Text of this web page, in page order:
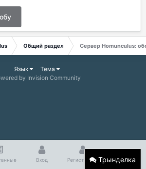
Общий раздел Сервер Homunculus:
Трынделка
Язык
Тема
by Invision Community
Вход Регистрация Больше